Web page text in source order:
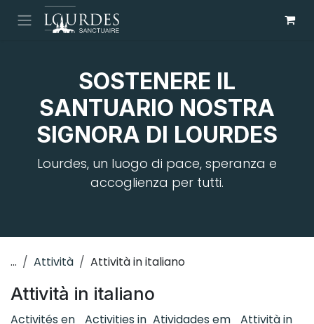
Passa al contenuto
SOSTENERE IL
SANTUARIO NOSTRA
SIGNORA DI LOURDES
Lourdes, un luogo di pace, speranza e
accoglienza per tutti.
... Attività Attività in italiano
Attività in italiano
Activités en
Activities in Atividades em
Attività in